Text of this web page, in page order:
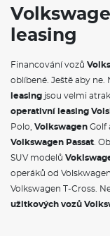
leasing
Financování vozů
oblíbené. Ještě aby ne.
leasing jsou velmi
operativní leasing
Polo, Volkswagen Golf
Volkswagen Passat .
SUV modelů
operáků od
Volkswagen T-Cross.
užitkových vozů